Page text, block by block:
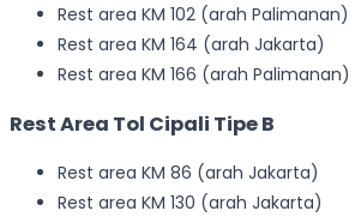
Rest area KM 102 (arah Palimanan)
Rest area KM 164 (arah Jakarta)
Rest area KM 166 (arah Palimanan)
Rest Area Tol Cipali Tipe B
Rest area KM 86 (arah Jakarta)
Rest area KM 130 (arah Jakarta)